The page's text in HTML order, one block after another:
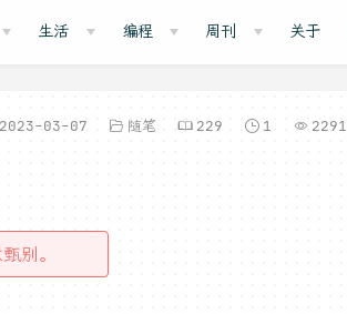
生活 编程 周刊 关于
2023-03-07 随笔 229 1 2291
别。